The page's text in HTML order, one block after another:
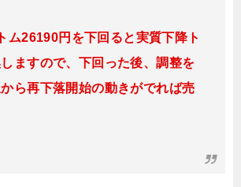
ム26190円を下回ると実質下降ト
ますので、下回った後、調整を
ら再下落開始の動きがでれば売